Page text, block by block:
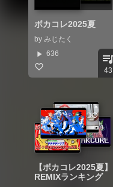
ボカコレ2025夏
by みじたく
play_arrow 636
43
【ボカコレ2025夏】
REMIXランキング